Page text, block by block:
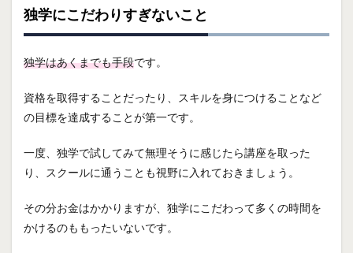
独学にこだわりすぎないこと
独学はあくまでも手段です。
資格を取得することだったり、スキルを身につけることなど
の目標を達成することが第一です。
一度、独学で試してみて無理そうに感じたら講座を取った
り、スクールに通うことも視野に入れておきましょう。
その分お金はかかりますが、独学にこだわって多くの時間を
かけるのももったいないです。